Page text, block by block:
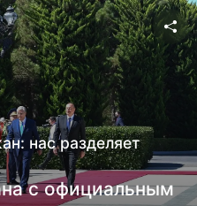
нас разделяет
с официальным